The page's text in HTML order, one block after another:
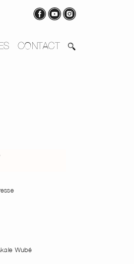
CONTACT
Wubé